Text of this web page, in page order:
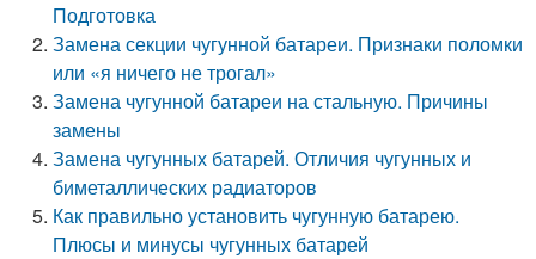
Подготовка
Замена секции чугунной батареи. Признаки поломки
или «я ничего не трогал»
Замена чугунной батареи на стальную. Причины
замены
Замена чугунных батарей. Отличия чугунных и
биметаллических радиаторов
Как правильно установить чугунную батарею.
Плюсы и минусы чугунных батарей